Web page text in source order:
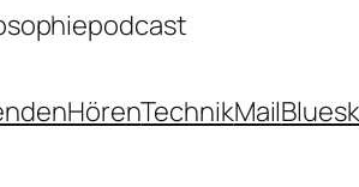
HörenTechnikMail